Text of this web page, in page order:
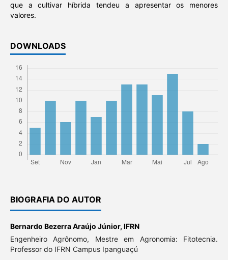
que a cultivar híbrida tendeu a apresentar os menores
valores.
DOWNLOADS
BIOGRAFIA DO AUTOR
Bernardo Bezerra Araújo Júnior, IFRN
Engenheiro Agrônomo, Mestre em Agronomia: Fitotecnia.
Professor do IFRN Campus Ipanguaçú